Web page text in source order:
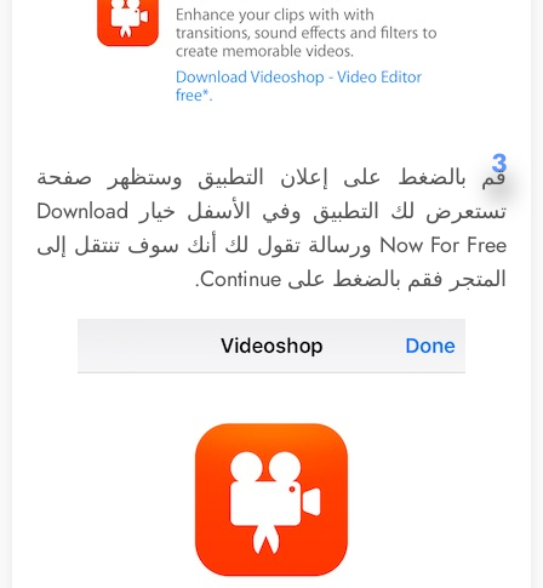
3
قم بالضغط على إعلان التطبيق وستظهر صفحة
تستعرض لك التطبيق وفي الأسفل خيار Download
Now For Free ورسالة تقول لك أنك سوف تنتقل إلى
المتجر فقم بالضغط على Continue.